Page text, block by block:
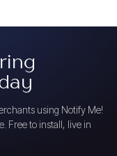
using Notify Me!
Free to install, live in